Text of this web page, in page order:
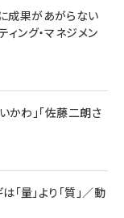
成果があがらない
ング・マネジメン
かわ」「佐藤二朗さ
量」より「質」／動